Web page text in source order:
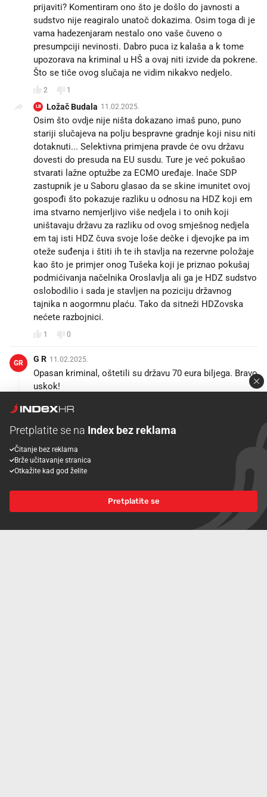
prijaviti? Komentiram ono što je došlo do javnosti a
sudstvo nije reagiralo unatoč dokazima. Osim toga di je
vama hadezenjaram nestalo ono vaše čuveno o
presumpciji nevinosti. Dabro puca iz kalaša a k tome
upozorava na kriminal u HŠ a ovaj niti izvide da pokrene.
Što se tiče ovog slučaja ne vidim nikakvo nedjelo.
2 1
LB Ložač Budala 11.02.2025.
Osim što ovdje nije ništa dokazano imaš puno, puno
stariji slučajeva na polju bespravne gradnje koji nisu niti
dotaknuti... Selektivna primjena pravde će ovu državu
dovesti do presuda na EU susdu. Ture je već pokušao
stvarati lažne optužbe za ECMO uređaje. Inače SDP
zastupnik je u Saboru glasao da se skine imunitet ovoj
gospođi što pokazuje razliku u odnosu na HDZ koji em
ima stvarno nemjerljivo više nedjela i to onih koji
uništavaju državu za razliku od ovog smješnog nedjela
em taj isti HDZ čuva svoje loše dečke i djevojke pa im
oteže suđenja i štiti ih te ih stavlja na rezervne položaje
kao što je primjer onog Tušeka koji je priznao pokušaj
podmićivanja načelnika Oroslavlja ali ga je HDZ sudstvo
oslobodilio i sada je stavljen na poziciju državnog
tajnika n aogormnu plaću. Tako da sitneži HDZovska
nećete razbojnici.
1 0
GR G R 11.02.2025.
Opasan kriminal, oštetili su državu 70 eura biljega. Bravo
uskok!
Hoću reć da dok neki pucaju, ubijaju ljude pijani za
volanom, kradu plin i kupuju stanove, kradu milijarde
uskok se bavi nečijom uporabnom dozvolom koju ionak
dobiješ za jebenu bajaderu. Dok ne gledaju uporabne
drkaju po lovačkim ispitima, ali ne tam de bi trebalo
nego tam de treba maknuti konkurenciju. Ovo je
smijurija to zelim reci svojim pametnim komentarom
5 0
Pretplatite se na Index bez reklama
Čitanje bez reklama
Brže učitavanje stranica
Otkažite kad god želite
Pretplatite se